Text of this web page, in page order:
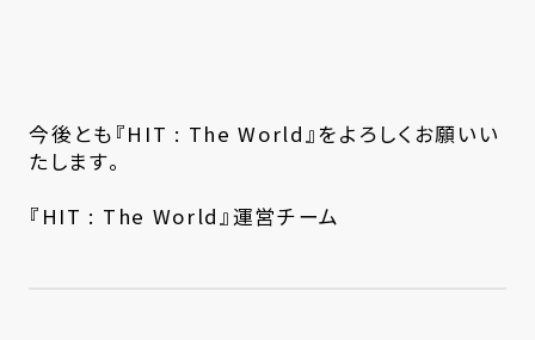
今後とも『HIT : The World』をよろしくお願いい
たします。
『HIT : The World』運営チーム